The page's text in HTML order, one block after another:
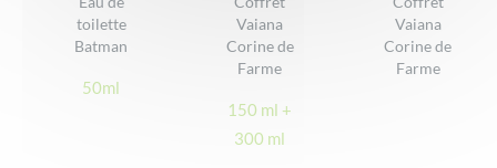
Phénoxyéthanol, etc
Ne pique pas les yeux
Conçu, fabriqué et conditionné en France
DONNER VOTRE AVIS
toilette
Batman
50ml
Vaiana
Corine de
Farme
150 ml +
300 ml
Vaiana
Corine de
Farme